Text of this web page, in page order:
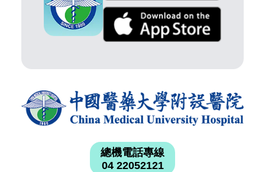
總機電話專線
04 22052121